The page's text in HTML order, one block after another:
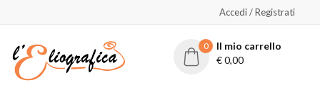
Accedi / Registrati
0
Il mio carrello
€0,00